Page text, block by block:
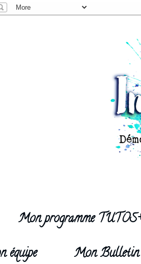
Mon programme
équipe
Mon